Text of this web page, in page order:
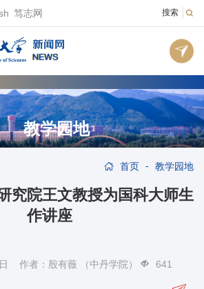
搜索
笃志网
教学园地
首页 - 教学园地
究院王文教授为国科大师生
作讲座
作者：殷有薇 （中丹学院） 641